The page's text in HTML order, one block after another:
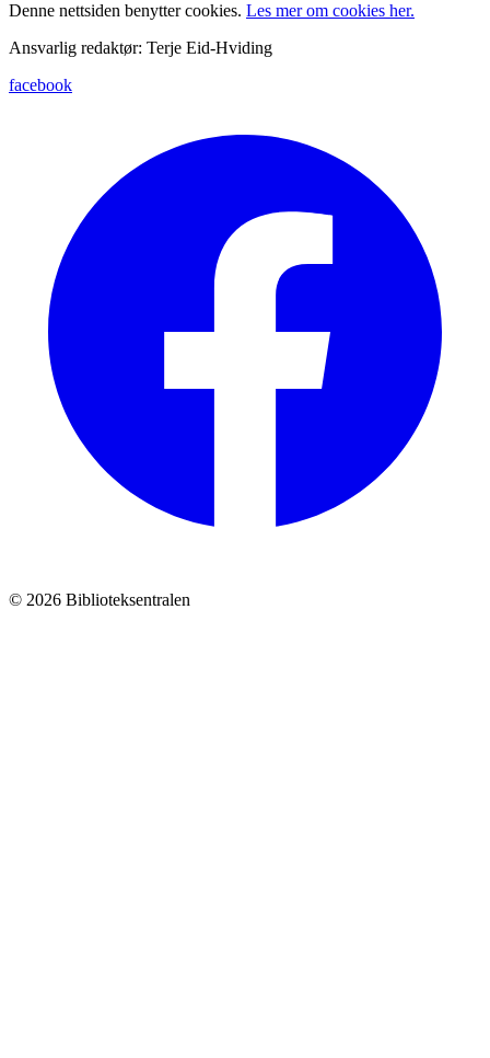
Denne nettsiden benytter cookies. Les mer om cookies her.
Ansvarlig redaktør: Terje Eid-Hviding
facebook
© 2026 Biblioteksentralen